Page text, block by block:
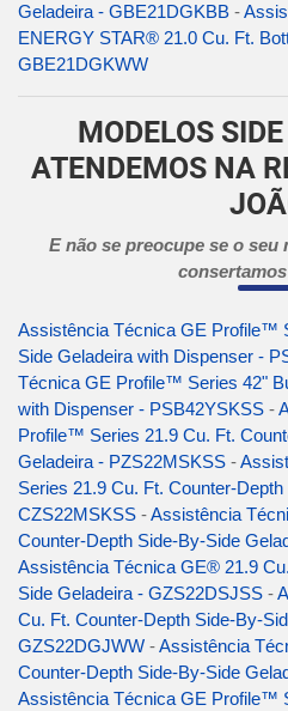
Geladeira - GBE21DGKBB -
ENERGY STAR® 21.0 Cu. Ft.
GBE21DGKWW
MODELOS
ATENDEMOS NA
E não se preocupe se o seu
Assistência Técnica GE Profile™
Side Geladeira with Dispenser -
Técnica GE Profile™ Series 42"
with Dispenser - PSB42YSKSS -
Profile™ Series 21.9 Cu. Ft.
Geladeira - PZS22MSKSS -
Series 21.9 Cu. Ft. Counter-
CZS22MSKSS -Assistência
Counter-Depth Side-By-Side
Assistência Técnica GE® 21.9
Side Geladeira - GZS22DSJSS -
Cu. Ft. Counter-Depth Side-By-
GZS22DGJWW -Assistência
Counter-Depth Side-By-Side
Assistência Técnica GE Profile™